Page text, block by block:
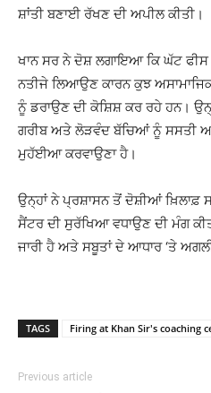
ਸ਼ਾਂਤੀ ਬਣਾਈ ਰੱਖਣ ਦੀ ਅਪੀਲ ਕੀਤੀ।
ਖਾਨ ਸਰ ਨੇ ਦੋਸ਼ ਲਗਾਇਆ ਕਿ ਘੱਟ
ਨਤੀਜੇ ਲਿਆਉਣ ਕਾਰਨ ਕੁਝ
ਨੂੰ ਡਰਾਉਣ ਦੀ ਕੋਸ਼ਿਸ਼ ਕਰ ਰਹੇ ਹਨ।
ਗਰੀਬ ਅਤੇ ਲੋੜਵੰਦ ਬੱਚਿਆਂ ਨੂੰ ਸਸਤੀ
ਮੁਹੱਈਆ ਕਰਵਾਉਣਾ ਹੈ।
ਉਨ੍ਹਾਂ ਨੇ ਪ੍ਰਸ਼ਾਸਨ ਤੋਂ ਦੋਸ਼ੀਆਂ ਖ਼ਿਲਾਫ਼
ਸੈਂਟਰ ਦੀ ਸੁਰੱਖਿਆ ਵਧਾਉਣ ਦੀ ਮੰਗ
ਜਾਰੀ ਹੈ ਅਤੇ ਸਬੂਤਾਂ ਦੇ ਆਧਾਰ ‘ਤੇ
TAGS Firing at Khan Sir's coaching
Previous article